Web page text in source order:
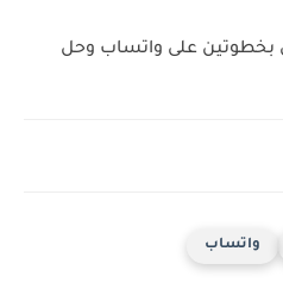
بخطوتين على واتساب وحل
واتساب